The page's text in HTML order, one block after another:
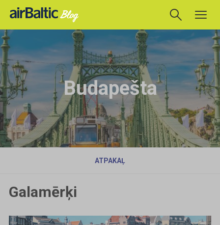
Budapešta
ATPAKAĻ
Galamērķi